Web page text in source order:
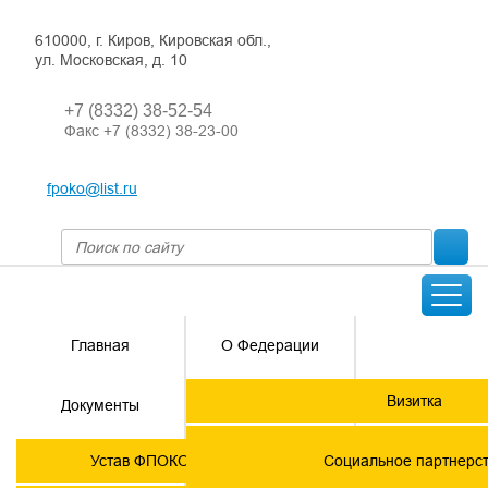
610000, г. Киров, Кировская обл.,
ул. Московская, д. 10
+7 (8332) 38-52-54
Факс +7 (8332) 38-23-00
fpoko@list.ru
Главная О Федерации
Визитка
Документы
Устав ФПОКО с изменениями от 2026 года
Социальное
Членские